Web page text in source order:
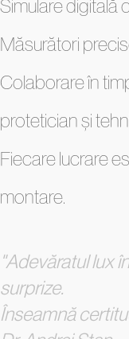
Simulare digitală
Măsurători
Colaborare în
protetician și
Fiecare lucrare
montare.
"Adevăratul lux
surprize.
Înseamnă